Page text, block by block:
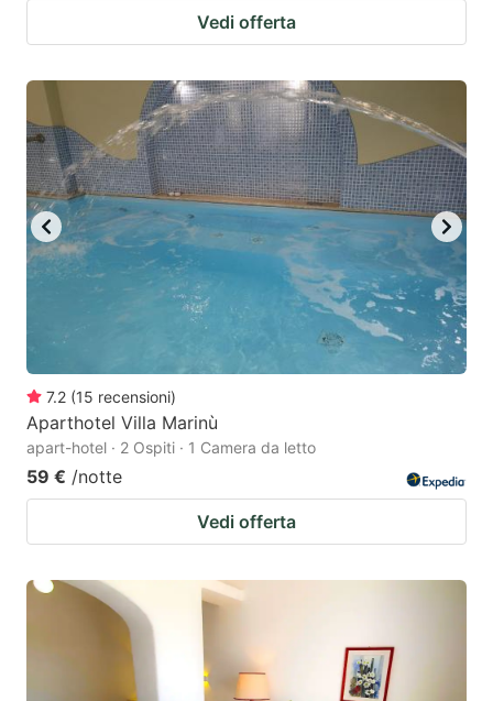
Vedi offerta
7.2 (15 recensioni)
Aparthotel Villa Marinù
apart-hotel · 2 Ospiti · 1 Camera da letto
59 € /notte
Vedi offerta